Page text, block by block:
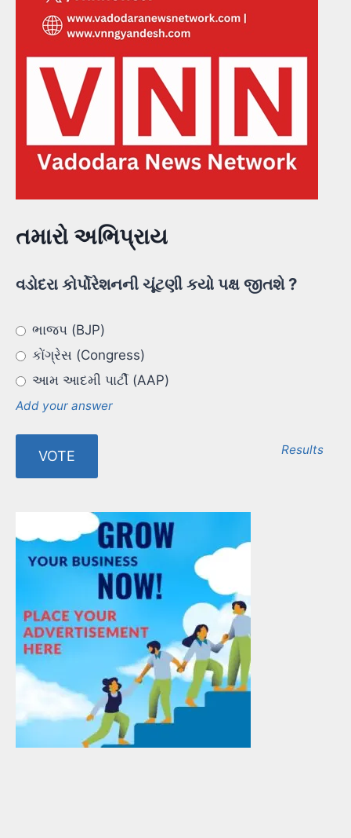
તમારો અભિપ્રાય
વડોદરા કોર્પોરેશનની ચૂંટણી કયો પક્ષ જીતશે ?
ભાજપ (BJP)
કોંગ્રેસ (Congress)
આમ આદમી પાર્ટી (AAP)
Add your answer
Results